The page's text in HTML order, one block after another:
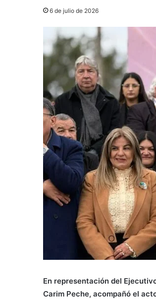
6 de julio de 2026
En representación del
Carim Peche, acompañó el